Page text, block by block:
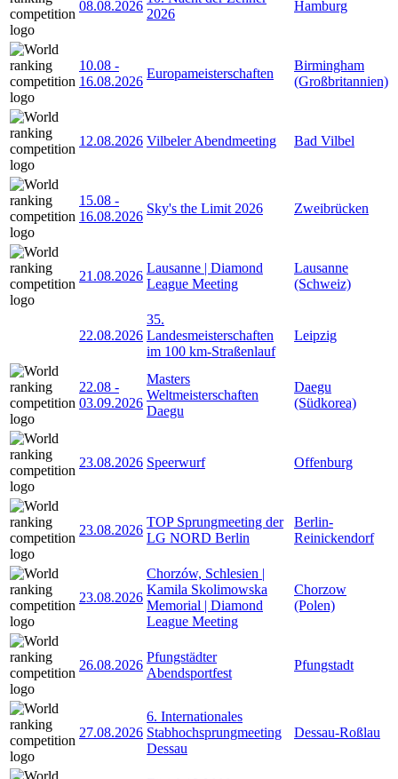
08.08.2026
2026
Hamburg
10.08 -
16.08.2026
Europameisterschaften
Birmingham
(Großbritannien)
12.08.2026 Vilbeler Abendmeeting Bad Vilbel
15.08 -
16.08.2026
Sky's the Limit 2026 Zweibrücken
21.08.2026
Lausanne | Diamond
League Meeting
Lausanne
(Schweiz)
22.08.2026
35.
Landesmeisterschaften
im 100 km-Straßenlauf
Leipzig
22.08 -
03.09.2026
Masters
Weltmeisterschaften
Daegu
Daegu
(Südkorea)
23.08.2026 Speerwurf Offenburg
23.08.2026
TOP Sprungmeeting der
LG NORD Berlin
Berlin-
Reinickendorf
23.08.2026
Chorzów, Schlesien |
Kamila Skolimowska
Memorial | Diamond
League Meeting
Chorzow
(Polen)
26.08.2026
Pfungstädter
Abendsportfest
Pfungstadt
27.08.2026
6. Internationales
Stabhochsprungmeeting
Dessau
Dessau-Roßlau